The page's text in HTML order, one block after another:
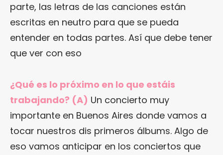
parte, las letras de las canciones están
escritas en neutro para que se pueda
entender en todas partes. Así que debe tener
que ver con eso
¿Qué es lo próximo en lo que estáis
trabajando? (A) Un concierto muy
importante en Buenos Aires donde vamos a
tocar nuestros dis primeros álbums. Algo de
eso vamos anticipar en los conciertos que